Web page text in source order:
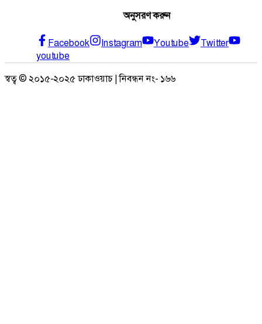
অনুসরণ করুন
Facebook Instagram Youtube
Twitter
youtube
স্বত্ব © ২০১৫-২০২৫ ঢাকাওয়াচ | নিবন্ধন নং- ১৬৬